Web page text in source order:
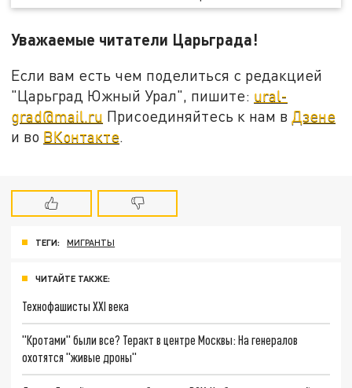
Уважаемые читатели Царьграда!
Если вам есть чем поделиться с редакцией
"Царьград Южный Урал", пишите: ural-
grad@mail.ru Присоединяйтесь к нам в Дзене
и во ВКонтакте.
ТЕГИ: МИГРАНТЫ
ЧИТАЙТЕ ТАКЖЕ:
Технофашисты XXI века
"Кротами" были все? Теракт в центре Москвы: На генералов
охотятся "живые дроны"